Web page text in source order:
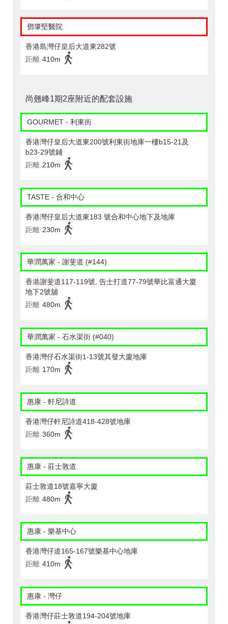
鄧肇堅醫院
香港島灣仔皇后大道東282號
距離 410m
尚翹峰1期2座附近的配套設施
GOURMET - 利東街
香港灣仔皇后大道東200號利東街地庫一樓b15-21及
b23-29號鋪
距離 210m
TASTE - 合和中心
香港灣仔皇后大道東183 號合和中心地下及地庫
距離 230m
華潤萬家 - 謝斐道 (#144)
香港謝斐道117-119號, 告士打道77-79號華比富通大廈
地下2號舖
距離 480m
華潤萬家 - 石水渠街 (#040)
香港灣仔石水渠街1-13號其發大廈地庫
距離 170m
惠康 - 軒尼詩道
香港灣仔軒尼詩道418-428號地庫
距離 360m
惠康 - 莊士敦道
莊士敦道18號嘉寧大廈
距離 480m
惠康 - 樂基中心
香港灣仔道165-167號樂基中心地庫
距離 410m
惠康 - 灣仔
香港灣仔莊士敦道194-204號地庫